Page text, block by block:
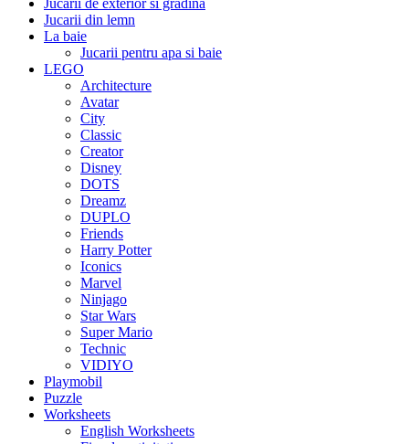
Jucarii de exterior si gradina
Jucarii din lemn
La baie
Jucarii pentru apa si baie
LEGO
Architecture
Avatar
City
Classic
Creator
Disney
DOTS
Dreamz
DUPLO
Friends
Harry Potter
Iconics
Marvel
Ninjago
Star Wars
Super Mario
Technic
VIDIYO
Playmobil
Puzzle
Worksheets
English Worksheets